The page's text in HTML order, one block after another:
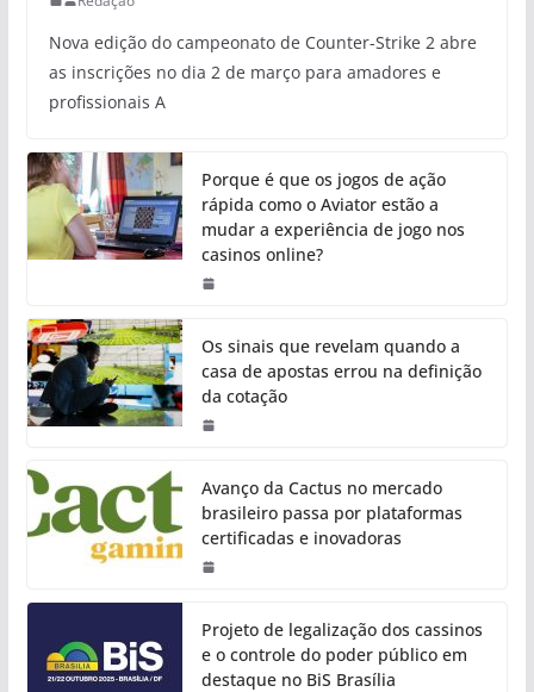
Nova edição do campeonato de Counter-Strike 2 abre
as inscrições no dia 2 de março para amadores e
profissionais A
Porque é que os jogos de ação
rápida como o Aviator estão a
mudar a experiência de jogo nos
casinos online?
Os sinais que revelam quando a
casa de apostas errou na definição
da cotação
Avanço da Cactus no mercado
brasileiro passa por plataformas
certificadas e inovadoras
Projeto de legalização dos cassinos
e o controle do poder público em
destaque no BiS Brasília